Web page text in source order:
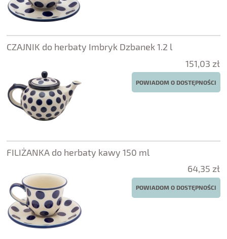
CZAJNIK do herbaty Imbryk Dzbanek 1.2 l
151,03 zł
POWIADOM O DOSTĘPNOŚCI
FILIŻANKA do herbaty kawy 150 ml
64,35 zł
POWIADOM O DOSTĘPNOŚCI